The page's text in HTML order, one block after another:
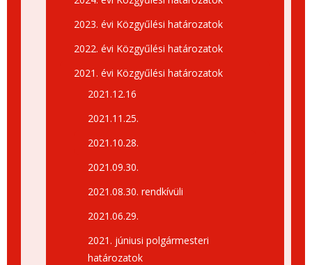
2023. évi Közgyűlési határozatok
2022. évi Közgyűlési határozatok
2021. évi Közgyűlési határozatok
2021.12.16
2021.11.25.
2021.10.28.
2021.09.30.
2021.08.30. rendkívüli
2021.06.29.
2021. júniusi polgármesteri
határozatok